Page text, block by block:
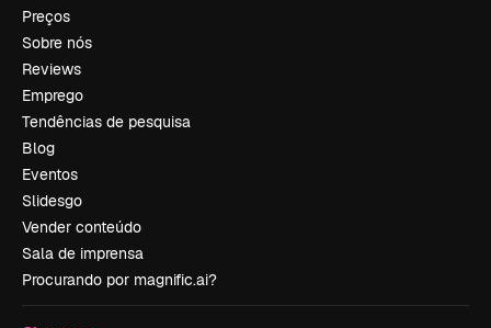
Preços
Sobre nós
Reviews
Emprego
Tendências de pesquisa
Blog
Eventos
Slidesgo
Vender conteúdo
Sala de imprensa
Procurando por magnific.ai?